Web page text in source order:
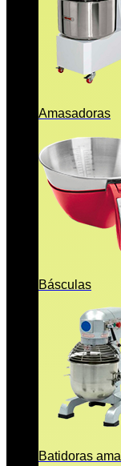
Amasadoras
Básculas
Batidoras